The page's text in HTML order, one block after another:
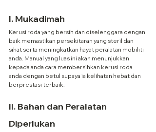
I. Mukadimah
Kerusi roda yang bersih dan diselenggara dengan
baik memastikan persekitaran yang steril dan
sihat serta meningkatkan hayat peralatan mobiliti
anda. Manual yang luas ini akan menunjukkan
kepada anda cara membersihkan kerusi roda
anda dengan betul supaya ia kelihatan hebat dan
berprestasi terbaik.
II. Bahan dan Peralatan
Diperlukan